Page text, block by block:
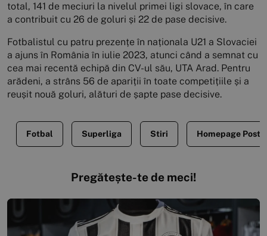
total, 141 de meciuri la nivelul primei ligi slovace, în care
a contribuit cu 26 de goluri și 22 de pase decisive.
Fotbalistul cu patru prezențe în naționala U21 a Slovaciei
a ajuns în România în iulie 2023, atunci când a semnat cu
cea mai recentă echipă din CV-ul său, UTA Arad. Pentru
arădeni, a strâns 56 de apariții în toate competițiile și a
reușit nouă goluri, alături de șapte pase decisive.
Fotbal Superliga Stiri Homepage Posts
Pregătește-te de meci!